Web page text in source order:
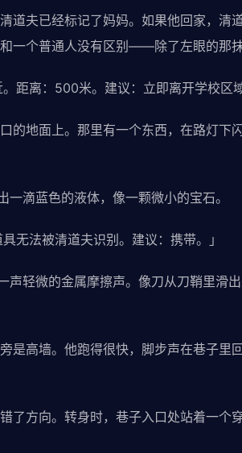
夫已经标记了妈妈。如果他回家，清
一个普通人没有区别——除了左眼的那抹
离：500米。建议：立即离开学校区域
地面上。那里有一个东西，在路灯下
滴蓝色的液体，像一颗微小的宝石。
法被清道夫识别。建议：携带。」
轻微的金属摩擦声。像刀从刀鞘里滑
高墙。他跑得很快，脚步声在巷子里回
方向。转身时，巷子入口处站着一个